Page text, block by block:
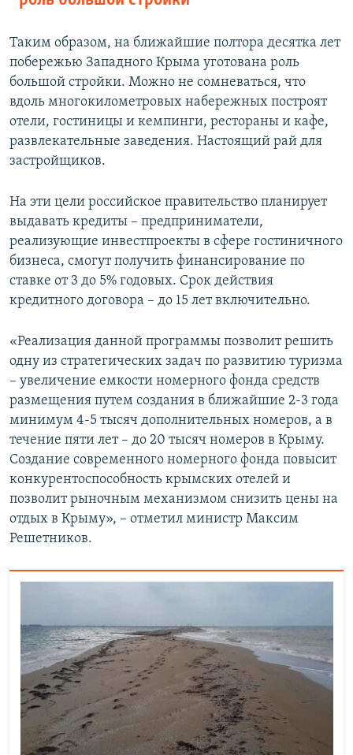
Таким образом, на ближайшие полтора десятка лет
побережью Западного Крыма уготована роль
большой стройки. Можно не сомневаться, что
вдоль многокилометровых набережных построят
отели, гостиницы и кемпинги, рестораны и кафе,
развлекательные заведения. Настоящий рай для
застройщиков.
На эти цели российское правительство планирует
выдавать кредиты – предприниматели,
реализующие инвестпроекты в сфере гостиничного
бизнеса, смогут получить финансирование по
ставке от 3 до 5% годовых. Срок действия
кредитного договора – до 15 лет включительно.
«Реализация данной программы позволит решить
одну из стратегических задач по развитию туризма
– увеличение емкости номерного фонда средств
размещения путем создания в ближайшие 2-3 года
минимум 4-5 тысяч дополнительных номеров, а в
течение пяти лет – до 20 тысяч номеров в Крыму.
Создание современного номерного фонда повысит
конкурентоспособность крымских отелей и
позволит рыночным механизмом снизить цены на
отдых в Крыму», – отметил министр Максим
Решетников.